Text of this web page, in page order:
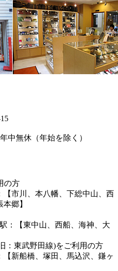
中無休（年始を除く）
の方
【市川、本八幡、下総中山、西
郷】
：【東中山、西船、海神、大
：東武野田線)をご利用の方
【新船橋、塚田、馬込沢、鎌ヶ